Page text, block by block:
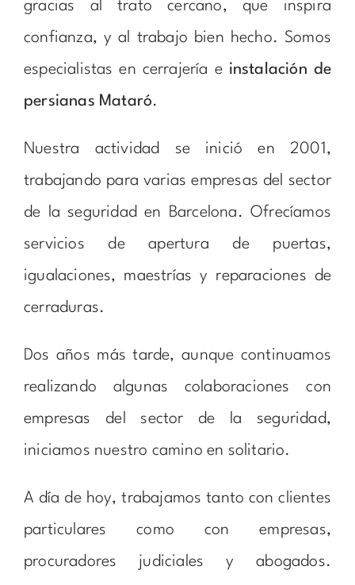
gracias al trato cercano, que inspira
confianza, y al trabajo bien hecho. Somos
especialistas en cerrajería e instalación de
persianas Mataró.
Nuestra actividad se inició en 2001,
trabajando para varias empresas del sector
de la seguridad en Barcelona. Ofrecíamos
servicios de apertura de puertas,
igualaciones, maestrías y reparaciones de
cerraduras.
Dos años más tarde, aunque continuamos
realizando algunas colaboraciones con
empresas del sector de la seguridad,
iniciamos nuestro camino en solitario.
A día de hoy, trabajamos tanto con clientes
particulares como con empresas,
procuradores judiciales y abogados.